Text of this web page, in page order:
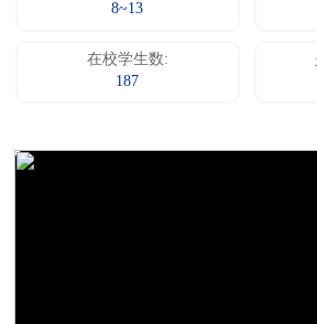
8~13
在校学生数:
187